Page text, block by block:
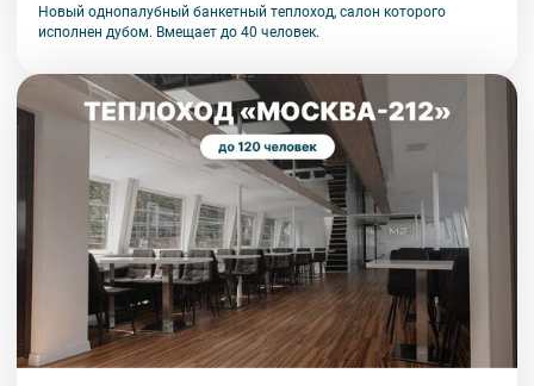
Новый однопалубный банкетный теплоход, салон которого
исполнен дубом. Вмещает до 40 человек.